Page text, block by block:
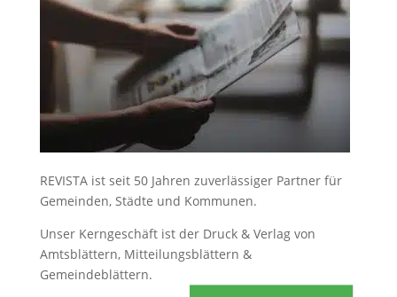
REVISTA ist seit 50 Jahren zuverlässiger Partner für
Gemeinden, Städte und Kommunen.
Unser Kerngeschäft ist der Druck & Verlag von
Amtsblättern, Mitteilungsblättern &
Gemeindeblättern.